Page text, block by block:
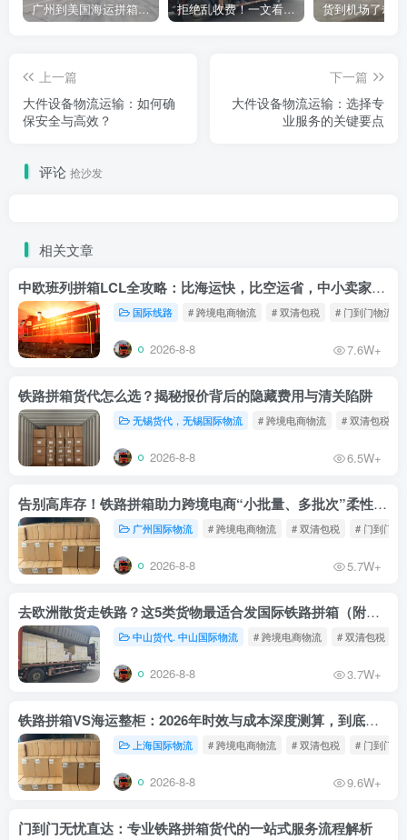
广州到美国海运拼箱多少钱？2024年最新运费构成+隐藏费用避坑指南 拒绝乱收费！一文看懂中国货代计费套路，教你避开所有隐形坑
上一篇
大件设备物流运输：如何确
保安全与高效？
下一篇
大件设备物流运输：选择专
业服务的关键要点
评论 抢沙发
相关文章
中欧班列拼箱LCL全攻略：比海运快，比空运省，中小卖家的物流新宠！
国际线路 # 跨境电商物流 # 双清包税 # 门到门物流
2026-8-8 7.6W+
铁路拼箱货代怎么选？揭秘报价背后的隐藏费用与清关陷阱
无锡货代，无锡国际物流 # 跨境电商物流 # 双清包税
2026-8-8 6.5W+
告别高库存！铁路拼箱助力跨境电商“小批量、多批次”柔性补货
广州国际物流 # 跨境电商物流 # 双清包税 # 门到门物
2026-8-8 5.7W+
去欧洲散货走铁路？这5类货物最适合发国际铁路拼箱（附禁运清单）
中山货代. 中山国际物流 # 跨境电商物流 # 双清包税
2026-8-8 3.7W+
铁路拼箱VS海运整柜：2026年时效与成本深度测算，到底能省多少钱？
上海国际物流 # 跨境电商物流 # 双清包税 # 门到门物
2026-8-8 9.6W+
门到门无忧直达：专业铁路拼箱货代的一站式服务流程解析